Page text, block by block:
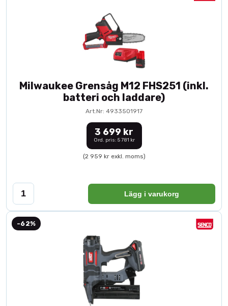
Milwaukee Grensåg M12 FHS251 (inkl.
batteri och laddare)
Art.Nr: 4933501917
3 699 kr
Ord. pris: 5 781 kr
(2 959 kr exkl. moms)
Lägg i varukorg
-62%